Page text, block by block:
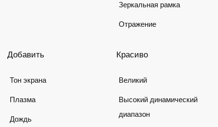
Зеркальная рамка
Отражение
Добавить
Тон экрана
Плазма
Дождь
Красиво
Великий
Высокий динамический
диапазон